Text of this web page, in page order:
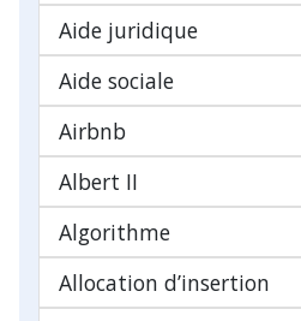
Aide juridique
Aide sociale
Airbnb
Albert II
Algorithme
Allocation d’insertion